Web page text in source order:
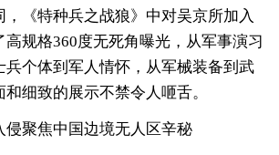
，《特种兵之战狼》中对吴京所加入
高规格360度无死角曝光，从军事演习
兵个体到军人情怀，从军械装备到武
细致的展示不禁令人咂舌。
侵聚焦中国边境无人区辛秘